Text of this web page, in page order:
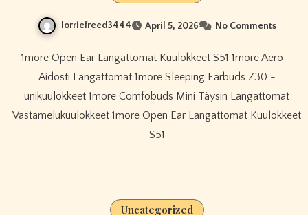
lorriefreed3444 April 5, 2026 No Comments
1more Open Ear Langattomat Kuulokkeet S51 1more Aero –
Aidosti Langattomat 1more Sleeping Earbuds Z30 -
unikuulokkeet 1more Comfobuds Mini Täysin Langattomat
Vastamelukuulokkeet 1more Open Ear Langattomat Kuulokkeet
S51
Uncategorized